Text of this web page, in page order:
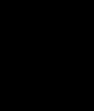
такси в
такси в
такси в
такси в
такси в